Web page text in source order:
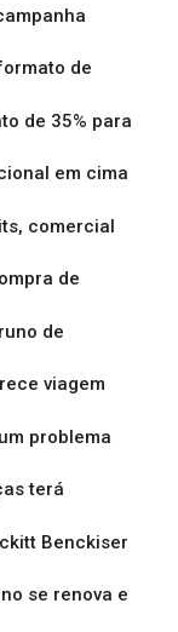
de
de 35% para
em cima
comercial
de
de
viagem
problema
terá
Benckiser
se renova e